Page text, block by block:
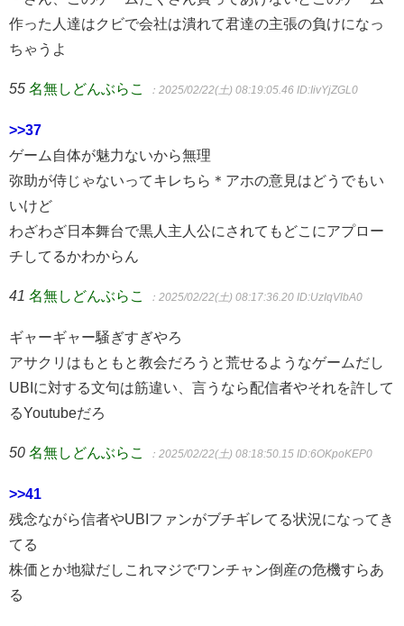
作った人達はクビで会社は潰れて君達の主張の負けになっ
ちゃうよ
55 名無しどんぶらこ ：2025/02/22(土) 08:19:05.46 ID:IivYjZGL0
>>37
ゲーム自体が魅力ないから無理
弥助が侍じゃないってキレちら＊アホの意見はどうでもい
いけど
わざわざ日本舞台で黒人主人公にされてもどこにアプロー
チしてるかわからん
41 名無しどんぶらこ ：2025/02/22(土) 08:17:36.20 ID:UzIqVlbA0
ギャーギャー騒ぎすぎやろ
アサクリはもともと教会だろうと荒せるようなゲームだし
UBIに対する文句は筋違い、言うなら配信者やそれを許して
るYoutubeだろ
50 名無しどんぶらこ ：2025/02/22(土) 08:18:50.15 ID:6OKpoKEP0
>>41
残念ながら信者やUBIファンがブチギレてる状況になってき
てる
株価とか地獄だしこれマジでワンチャン倒産の危機すらあ
る